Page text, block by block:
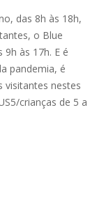
das 8h às 18h,
o Blue
às 17h. E é
pandemia, é
visitantes nestes
crianças de 5 a